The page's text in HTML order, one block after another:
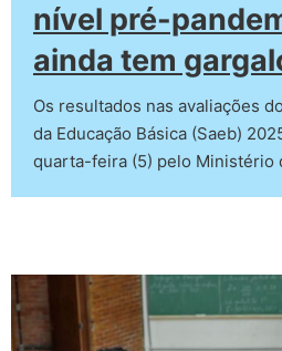
nível pré-
ainda tem
Os resultados nas avaliações
da Educação Básica (Saeb)
quarta-feira (5) pelo Ministério